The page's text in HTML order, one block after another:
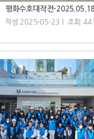
평화수호대작전-
작성 2025-05-23 | 조회 441